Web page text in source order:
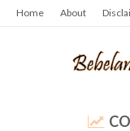
Home About